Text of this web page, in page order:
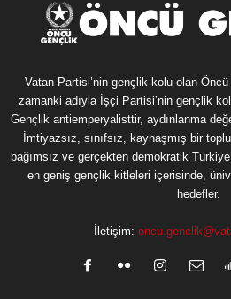
Vatan Partisi’nin gençlik kolu olan
zamanki adıyla İşçi Partisi’nin gençlik
Gençlik antiemperyalisttir, aydınlanma
İmtiyazsız, sınıfsız, kaynaşmış bir
bağımsız ve gerçekten demokratik
en geniş gençlik kitleleri içerisinde,
hedefler.
İletişim: